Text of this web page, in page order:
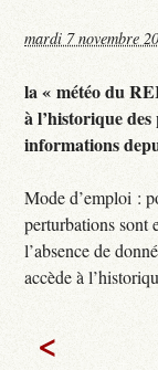
mardi 7 novembre
la « météo du
à l’historique
informations
Mode d’emploi :
perturbations sont
l’absence de
accède à
<